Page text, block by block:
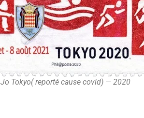
Jo Tokyo( reporté cause covid) — 2020